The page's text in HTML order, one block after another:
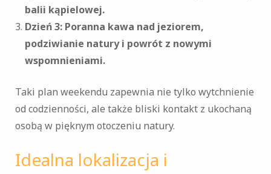
balii kąpielowej.
Dzień 3: Poranna kawa nad jeziorem,
podziwianie natury i powrót z nowymi
wspomnieniami.
Taki plan weekendu zapewnia nie tylko wytchnienie
od codzienności, ale także bliski kontakt z ukochaną
osobą w pięknym otoczeniu natury.
Idealna lokalizacja i